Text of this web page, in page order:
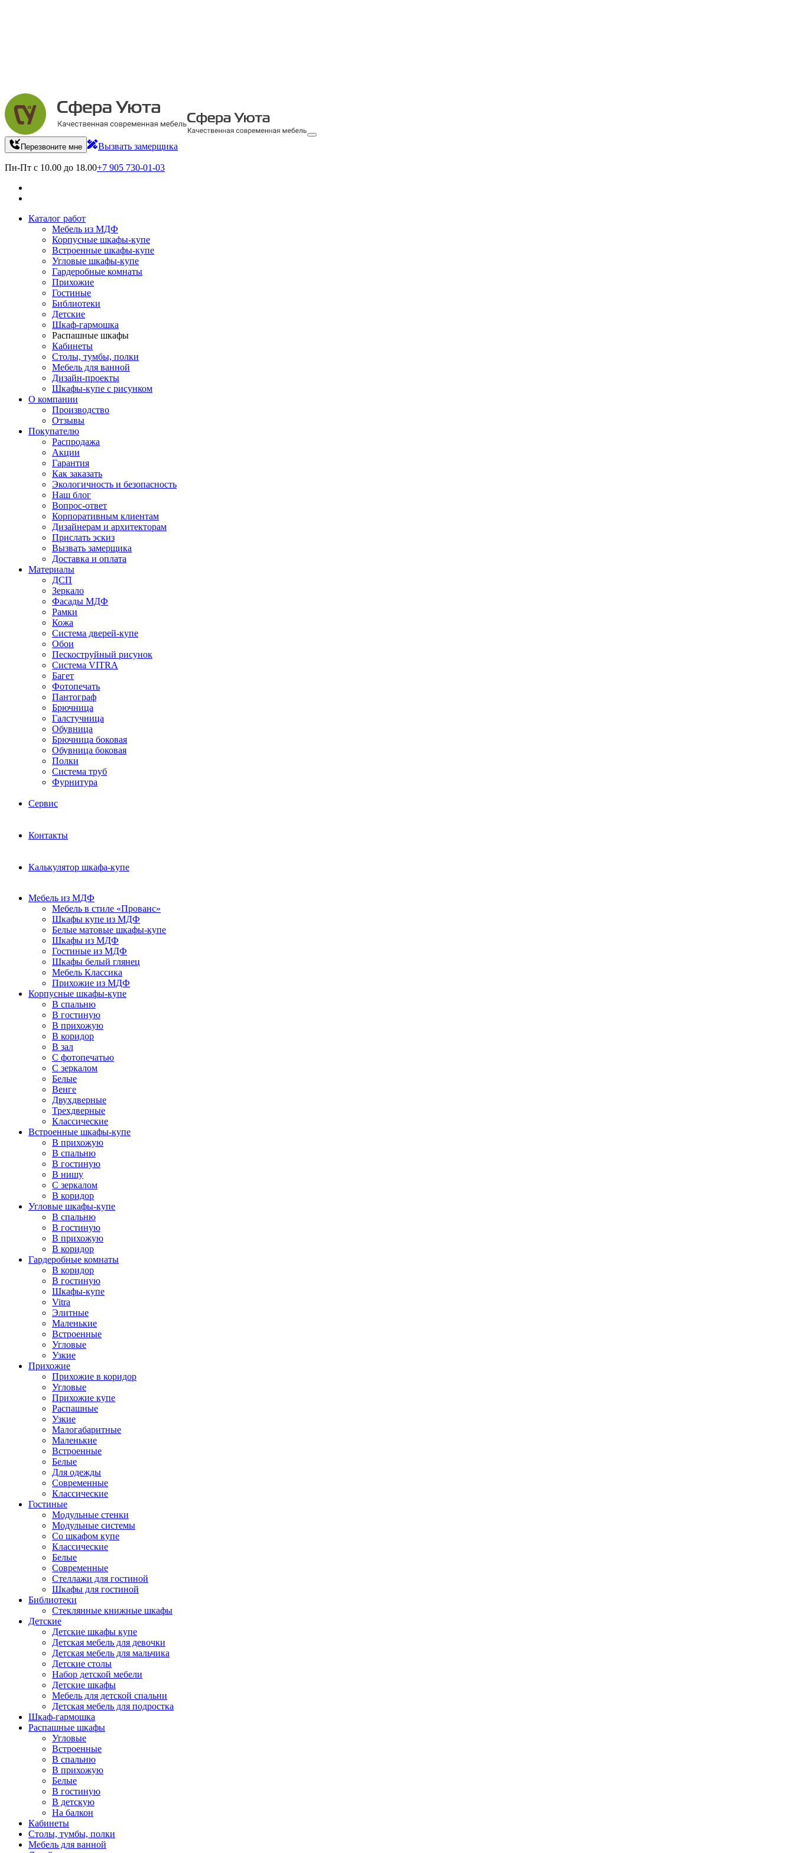
Перезвоните мне Вызвать замерщика
Пн-Пт с 10.00 до 18.00+7 905 730-01-03
Каталог работ
Мебель из МДФ
Корпусные шкафы-купе
Встроенные шкафы-купе
Угловые шкафы-купе
Гардеробные комнаты
Прихожие
Гостиные
Библиотеки
Детские
Шкаф-гармошка
Распашные шкафы
Кабинеты
Столы, тумбы, полки
Мебель для ванной
Дизайн-проекты
Шкафы-купе с рисунком
О компании
Производство
Отзывы
Покупателю
Распродажа
Акции
Гарантия
Как заказать
Экологичность и безопасность
Наш блог
Вопрос-ответ
Корпоративным клиентам
Дизайнерам и архитекторам
Прислать эскиз
Вызвать замерщика
Доставка и оплата
Материалы
ДСП
Зеркало
Фасады МДФ
Рамки
Кожа
Система дверей-купе
Обои
Пескоструйный рисунок
Система VITRA
Багет
Фотопечать
Пантограф
Брючница
Галстучница
Обувница
Брючница боковая
Обувница боковая
Полки
Система труб
Фурнитура
Сервис
Контакты
Калькулятор шкафа-купе
Мебель из МДФ
Мебель в стиле «Прованс»
Шкафы купе из МДФ
Белые матовые шкафы-купе
Шкафы из МДФ
Гостиные из МДФ
Шкафы белый глянец
Мебель Классика
Прихожие из МДФ
Корпусные шкафы-купе
В спальню
В гостиную
В прихожую
В коридор
В зал
С фотопечатью
С зеркалом
Белые
Венге
Двухдверные
Трехдверные
Классические
Встроенные шкафы-купе
В прихожую
В спальню
В гостиную
В нишу
С зеркалом
В коридор
Угловые шкафы-купе
В спальню
В гостиную
В прихожую
В коридор
Гардеробные комнаты
В коридор
В гостиную
Шкафы-купе
Vitra
Элитные
Маленькие
Встроенные
Угловые
Узкие
Прихожие
Прихожие в коридор
Угловые
Прихожие купе
Распашные
Узкие
Малогабаритные
Маленькие
Встроенные
Белые
Для одежды
Современные
Классические
Гостиные
Модульные стенки
Модульные системы
Со шкафом купе
Классические
Белые
Современные
Стеллажи для гостиной
Шкафы для гостиной
Библиотеки
Стеклянные книжные шкафы
Детские
Детские шкафы купе
Детская мебель для девочки
Детская мебель для мальчика
Детские столы
Набор детской мебели
Детские шкафы
Мебель для детской спальни
Детская мебель для подростка
Шкаф-гармошка
Распашные шкафы
Угловые
Встроенные
В спальню
В прихожую
Белые
В гостиную
В детскую
На балкон
Кабинеты
Столы, тумбы, полки
Мебель для ванной